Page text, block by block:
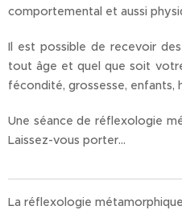
comportemental et aussi
Il est possible de recevoir
tout âge et quel que soit
fécondité, grossesse, enfants,
Une séance de réflexologie
Laissez-vous porter…
La réflexologie